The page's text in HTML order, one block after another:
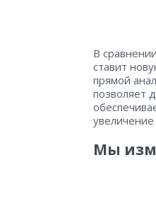
В
ставит
прямой
позволяет
Мы